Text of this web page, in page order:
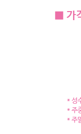
■ 가
* 성
* 주
* 주